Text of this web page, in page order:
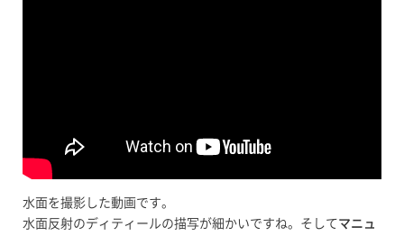
水面を撮影した動画です。
水面反射のディティールの描写が細かいですね。そしてマニュ